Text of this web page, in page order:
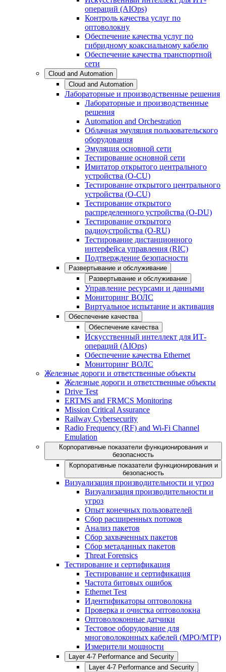
операций (AIOps)
Контроль качества услуг по
оптоволокну
Обеспечение качества услуг по
гибридному коаксиальному кабелю
Обеспечение качества транспортной
сети
Cloud and Automation
Cloud and Automation
Лабораторные и производственные решения
Лабораторные и производственные
решения
Automation and Orchestration
Облачная эмуляция пользовательского
оборудования
Эмуляция основной сети
Тестирование основной сети
Имитатор открытого центрального
устройства (O-CU)
Тестирование открытого центрального
устройства (O-CU)
Тестирование открытого
распределенного устройства (O-DU)
Тестирование открытого
радиоустройства (O-RU)
Тестирование дистанционного
интерфейса управления (RIC)
Подтверждение безопасности
Развертывание и обслуживание
Развертывание и обслуживание
Управление ресурсами и данными
Мониторинг ВОЛС
Виртуальное испытание и активация
Обеспечение качества
Обеспечение качества
Искусственный интеллект для ИТ-
операций (AIOps)
Обеспечение качества Ethernet
Мониторинг ВОЛС
Железные дороги и ответственные объекты
Железные дороги и ответственные объекты
Drive Test
ERTMS and FRMCS Monitoring
Mission Critical Assurance
Railway Cybersecurity
Radio Frequency (RF) and Wi-Fi Channel
Emulation
Корпоративные показатели функционирования и
безопасность
Корпоративные показатели функционирования и
безопасность
Визуализация производительности и угроз
Визуализация производительности и
угроз
Опыт конечных пользователей
Сбор расширенных потоков
Анализ пакетов
Сбор захваченных пакетов
Сбор метаданных пакетов
Threat Forensics
Тестирование и сертификация
Тестирование и сертификация
Частота битовых ошибок
Ethernet Test
Идентификаторы оптоволокна
Проверка и очистка оптоволокна
Оптоволоконные датчики
Тестовое оборудование для
многоволоконных кабелей (MPO/MTP)
Измерители мощности
Layer 4-7 Performance and Security
Layer 4-7 Performance and Security